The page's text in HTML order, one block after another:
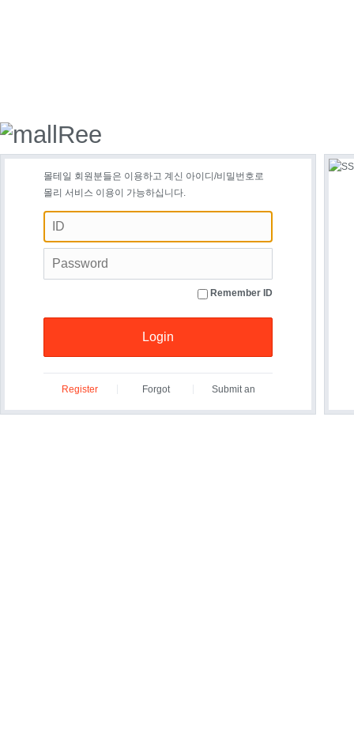
몰테일 회원분들은 이용하고 계신 아이디/비밀번호로
몰리 서비스 이용이 가능하십니다.
Remember ID
Login
Register
Forgot
Submit an